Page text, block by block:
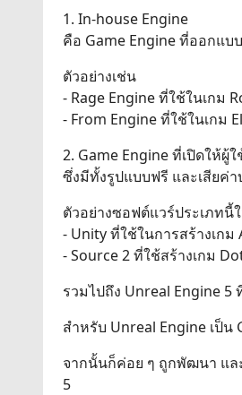
1. In-house Engine
คือ Game Engine ที่ออกแบ
ตัวอย่างเช่น
- Rage Engine ที่ใช้ในเกม
- From Engine ที่ใช้ในเกม
2. Game Engine ที่เปิดให้ผู้
ซึ่งมีทั้งรูปแบบฟรี และเสียค่า
ตัวอย่างซอฟต์แวร์ประเภทนี้
- Unity ที่ใช้ในการสร้างเกม
- Source 2 ที่ใช้สร้างเกม
รวมไปถึง Unreal Engine 5
สำหรับ Unreal Engine เป็
จากนั้นก็ค่อย ๆ ถูกพัฒนา แล
5